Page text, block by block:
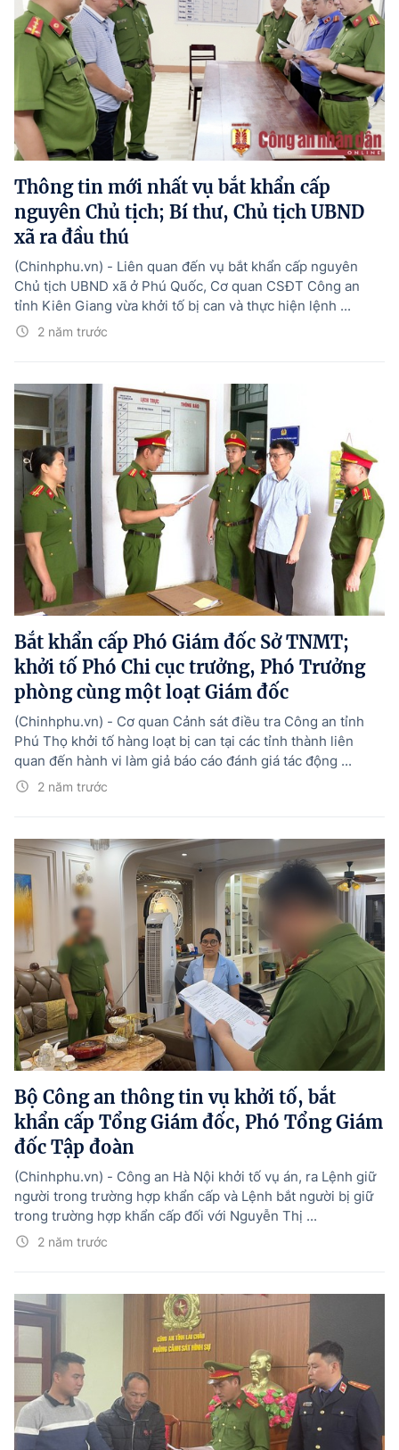
Thông tin mới nhất vụ bắt khẩn cấp
nguyên Chủ tịch; Bí thư, Chủ tịch UBND
xã ra đầu thú
2 năm trước
(Chinhphu.vn) - Liên quan đến vụ bắt khẩn cấp nguyên
Chủ tịch UBND xã ở Phú Quốc, Cơ quan CSĐT Công an
tỉnh Kiên Giang vừa khởi tố bị can và thực hiện lệnh ...
Bắt khẩn cấp Phó Giám đốc Sở TNMT;
khởi tố Phó Chi cục trưởng, Phó Trưởng
phòng cùng một loạt Giám đốc
2 năm trước
(Chinhphu.vn) - Cơ quan Cảnh sát điều tra Công an tỉnh
Phú Thọ khởi tố hàng loạt bị can tại các tỉnh thành liên
quan đến hành vi làm giả báo cáo đánh giá tác động ...
Bộ Công an thông tin vụ khởi tố, bắt
khẩn cấp Tổng Giám đốc, Phó Tổng Giám
đốc Tập đoàn
2 năm trước
(Chinhphu.vn) - Công an Hà Nội khởi tố vụ án, ra Lệnh giữ
người trong trường hợp khẩn cấp và Lệnh bắt người bị giữ
trong trường hợp khẩn cấp đối với Nguyễn Thị ...